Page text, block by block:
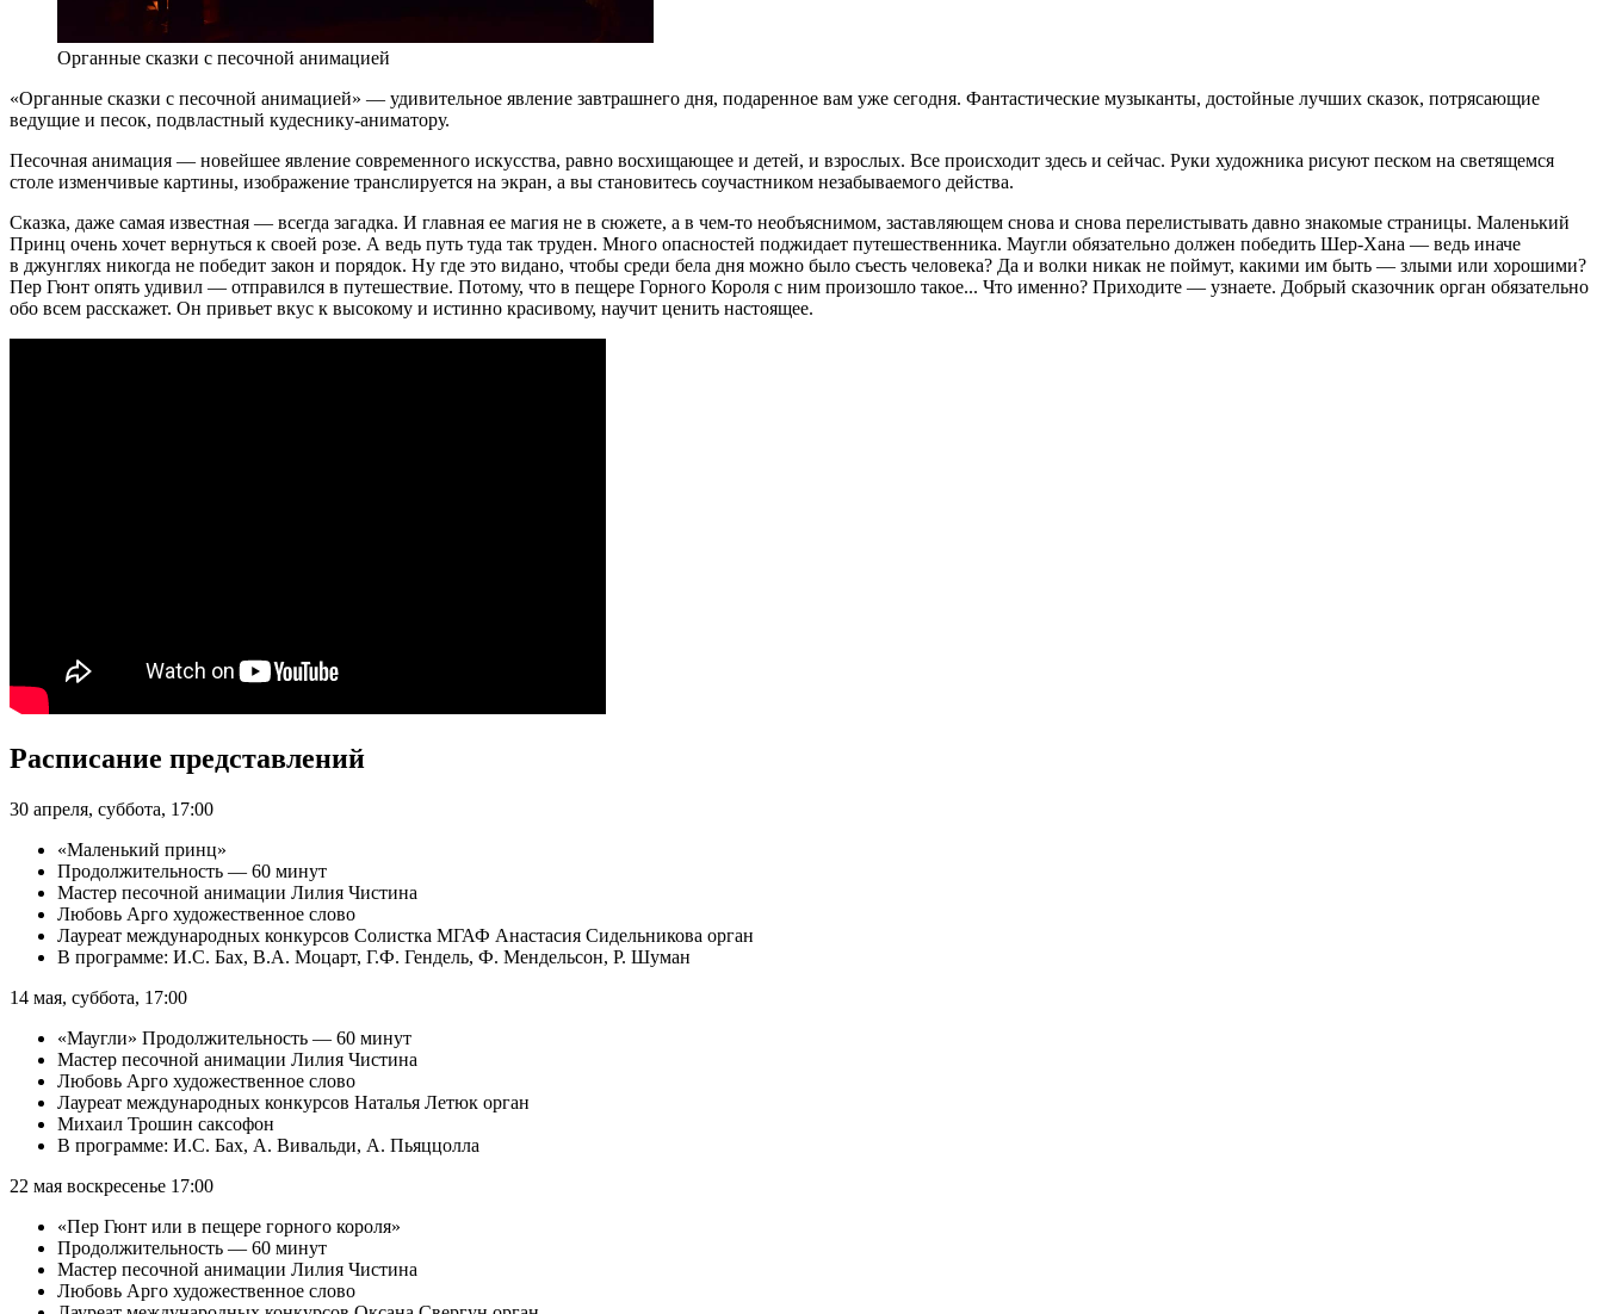
Органные сказки с песочной анимацией
«Органные сказки с песочной анимацией» — удивительное явление завтрашнего дня, подаренное вам уже сегодня. Фантастические музыканты, достойные лучших сказок, потрясающие
ведущие и песок, подвластный кудеснику-аниматору.
Песочная анимация — новейшее явление современного искусства, равно восхищающее и детей, и взрослых. Все происходит здесь и сейчас. Руки художника рисуют песком на светящемся
столе изменчивые картины, изображение транслируется на экран, а вы становитесь соучастником незабываемого действа.
Сказка, даже самая известная — всегда загадка. И главная ее магия не в сюжете, а в чем-то необъяснимом, заставляющем снова и снова перелистывать давно знакомые страницы. Маленький
Принц очень хочет вернуться к своей розе. А ведь путь туда так труден. Много опасностей поджидает путешественника. Маугли обязательно должен победить Шер-Хана — ведь иначе
в джунглях никогда не победит закон и порядок. Ну где это видано, чтобы среди бела дня можно было съесть человека? Да и волки никак не поймут, какими им быть — злыми или хорошими?
Пер Гюнт опять удивил — отправился в путешествие. Потому, что в пещере Горного Короля с ним произошло такое... Что именно? Приходите — узнаете. Добрый сказочник орган обязательно
обо всем расскажет. Он привьет вкус к высокому и истинно красивому, научит ценить настоящее.
Расписание представлений
30 апреля, суббота, 17:00
«Маленький принц»
Продолжительность — 60 минут
Мастер песочной анимации Лилия Чистина
Любовь Арго художественное слово
Лауреат международных конкурсов Солистка МГАФ Анастасия Сидельникова орган
В программе: И.С. Бах, В.А. Моцарт, Г.Ф. Гендель, Ф. Мендельсон, Р. Шуман
14 мая, суббота, 17:00
«Маугли» Продолжительность — 60 минут
Мастер песочной анимации Лилия Чистина
Любовь Арго художественное слово
Лауреат международных конкурсов Наталья Летюк орган
Михаил Трошин саксофон
В программе: И.С. Бах, А. Вивальди, А. Пьяццолла
22 мая воскресенье 17:00
«Пер Гюнт или в пещере горного короля»
Продолжительность — 60 минут
Мастер песочной анимации Лилия Чистина
Любовь Арго художественное слово